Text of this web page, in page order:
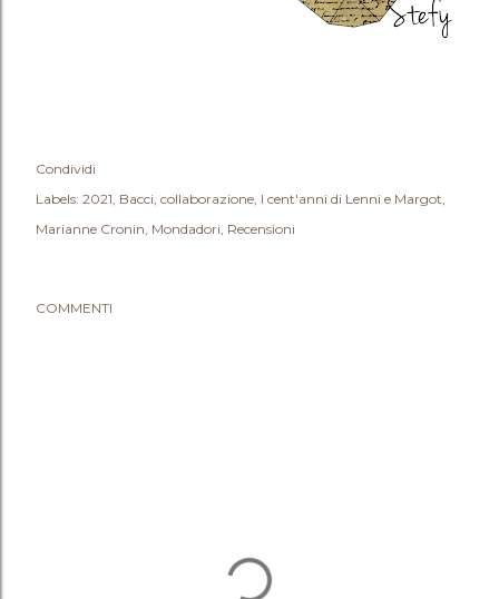
Condividi
Labels: 2021 Bacci collaborazione I cent'anni di Lenni e Margot
Marianne Cronin Mondadori Recensioni
COMMENTI